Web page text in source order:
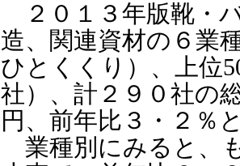
２０１３年版靴・
造、関連資材の６業
ひとくくり）、上位
社）、計２９０社の
円、前年比３・２％
業種別にみると、